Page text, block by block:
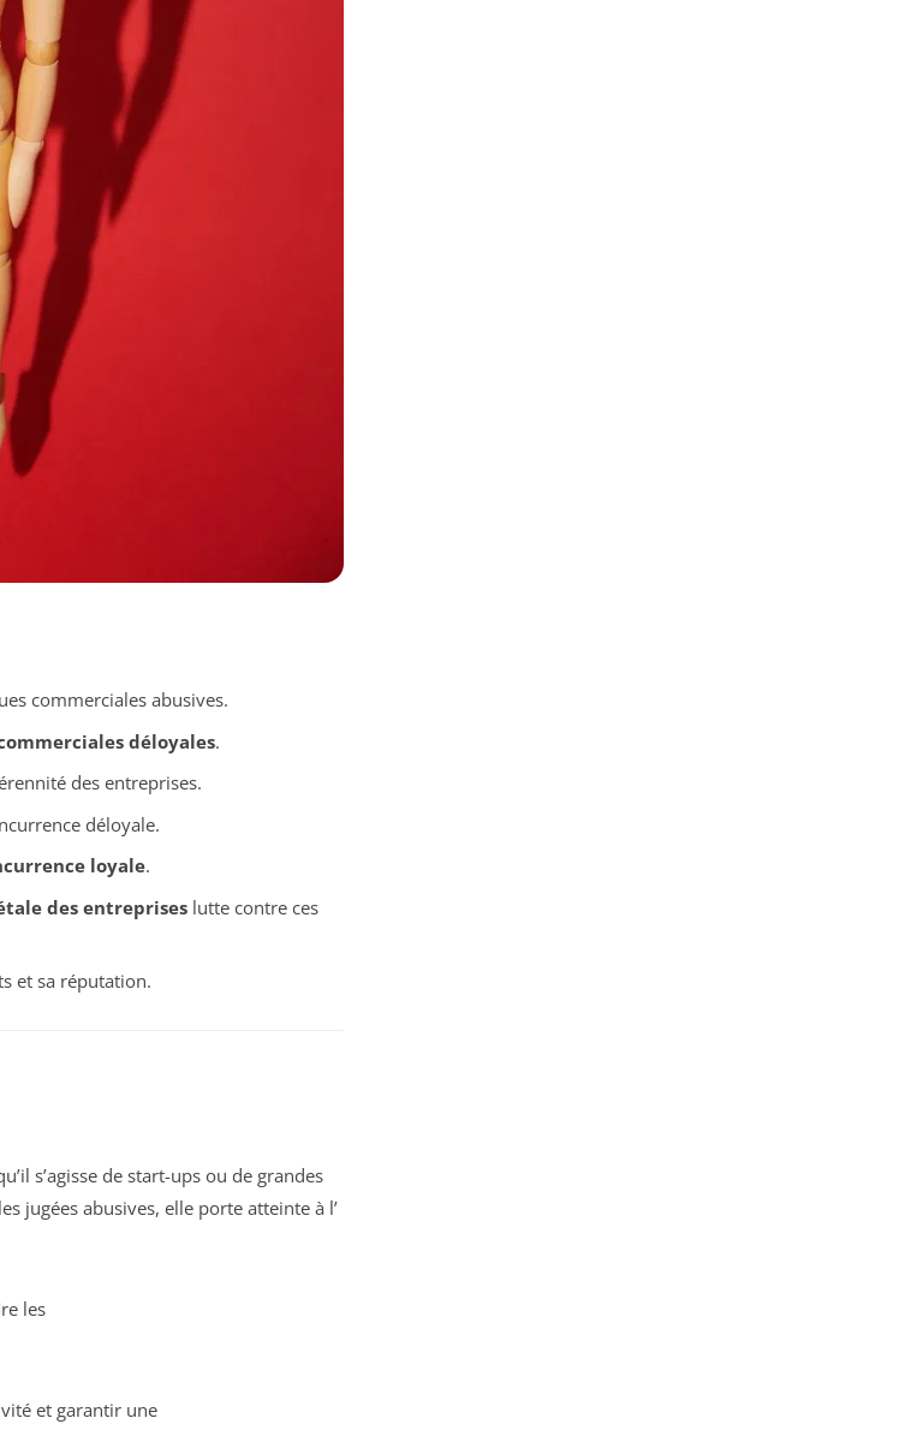
commerciales abusives.
déloyales.
des entreprises.
déloyale.
loyale.
des entrepriseslutte contre ces
et sa réputation.
s’agisse de start-ups ou de grandes
jugées abusives, elle porte atteinte à l’
les
et garantir une